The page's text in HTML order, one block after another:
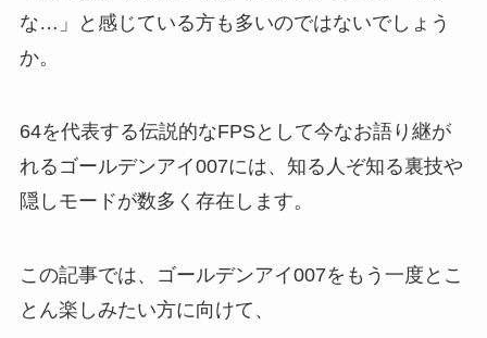
な…」と感じている方も多いのではないでしょう
か。
64を代表する伝説的なFPSとして今なお語り継が
れるゴールデンアイ007には、知る人ぞ知る裏技や
隠しモードが数多く存在します。
この記事では、ゴールデンアイ007をもう一度とこ
とん楽しみたい方に向けて、